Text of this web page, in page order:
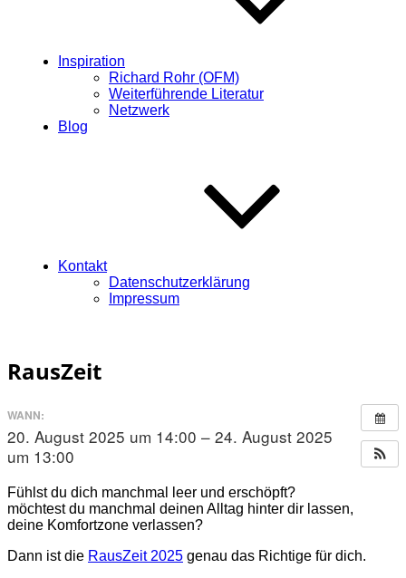
Inspiration
Richard Rohr (OFM)
Weiterführende Literatur
Netzwerk
Blog
Kontakt
Datenschutzerklärung
Impressum
RausZeit
WANN:
20. August 2025 um 14:00 – 24. August 2025
um 13:00
Fühlst du dich manchmal leer und erschöpft?
möchtest du manchmal deinen Alltag hinter dir lassen,
deine Komfortzone verlassen?
Dann ist die RausZeit 2025 genau das Richtige für dich.